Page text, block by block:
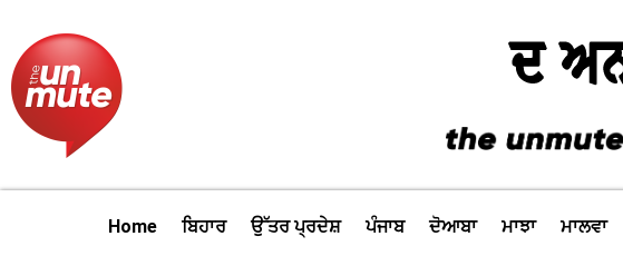
content
Home ਬਿਹਾਰ ਉੱਤਰ ਪ੍ਰਦੇਸ਼ ਪੰਜਾਬ ਦੋਆਬਾ ਮਾਝਾ ਮਾਲਵਾ